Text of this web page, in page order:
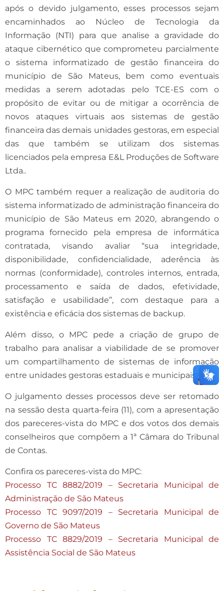
após o devido julgamento, esses processos sejam
encaminhados ao Núcleo de Tecnologia da
Informação (NTI) para que analise a gravidade do
ataque cibernético que comprometeu parcialmente
o sistema informatizado de gestão financeira do
município de São Mateus, bem como eventuais
medidas a serem adotadas pelo TCE-ES com o
propósito de evitar ou de mitigar a ocorrência de
novos ataques virtuais aos sistemas de gestão
financeira das demais unidades gestoras, em especial
das que também se utilizam dos sistemas
licenciados pela empresa E&L Produções de Software
Ltda..
O MPC também requer a realização de auditoria do
sistema informatizado de administração financeira do
município de São Mateus em 2020, abrangendo o
programa fornecido pela empresa de informática
contratada, visando avaliar “sua integridade,
disponibilidade, confidencialidade, aderência às
normas (conformidade), controles internos, entrada,
processamento e saída de dados, efetividade,
satisfação e usabilidade”, com destaque para a
existência e eficácia dos sistemas de backup.
Além disso, o MPC pede a criação de grupo de
trabalho para analisar a viabilidade de se promover
um compartilhamento de sistemas de informação
entre unidades gestoras estaduais e municipais.
O julgamento desses processos deve ser retomado
na sessão desta quarta-feira (11), com a apresentação
dos pareceres-vista do MPC e dos votos dos demais
conselheiros que compõem a 1ª Câmara do Tribunal
de Contas.
Confira os pareceres-vista do MPC:
Processo TC 8882/2019 – Secretaria Municipal de
Administração de São Mateus
Processo TC 9097/2019 – Secretaria Municipal de
Governo de São Mateus
Processo TC 8829/2019 – Secretaria Municipal de
Assistência Social de São Mateus